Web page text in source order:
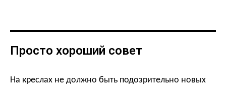
Просто хороший совет
На креслах не должно быть подозрительно новых